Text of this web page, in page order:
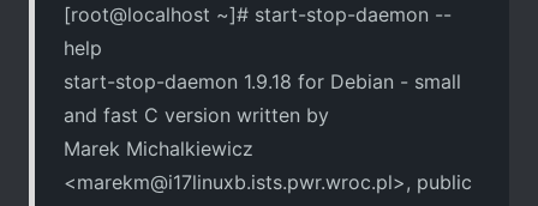
[root@localhost ~]# start-stop-daemon --
help
start-stop-daemon 1.9.18 for Debian - small
and fast C version written by
Marek Michalkiewicz
<marekm@i17linuxb.ists.pwr.wroc.pl>, public